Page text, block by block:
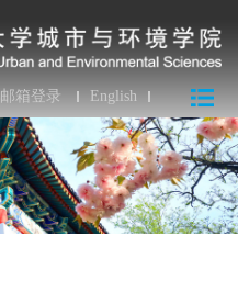
邮箱登录 English